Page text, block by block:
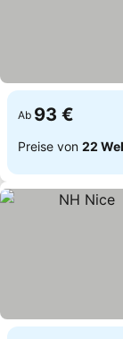
Ab 93 €
Preise von 22